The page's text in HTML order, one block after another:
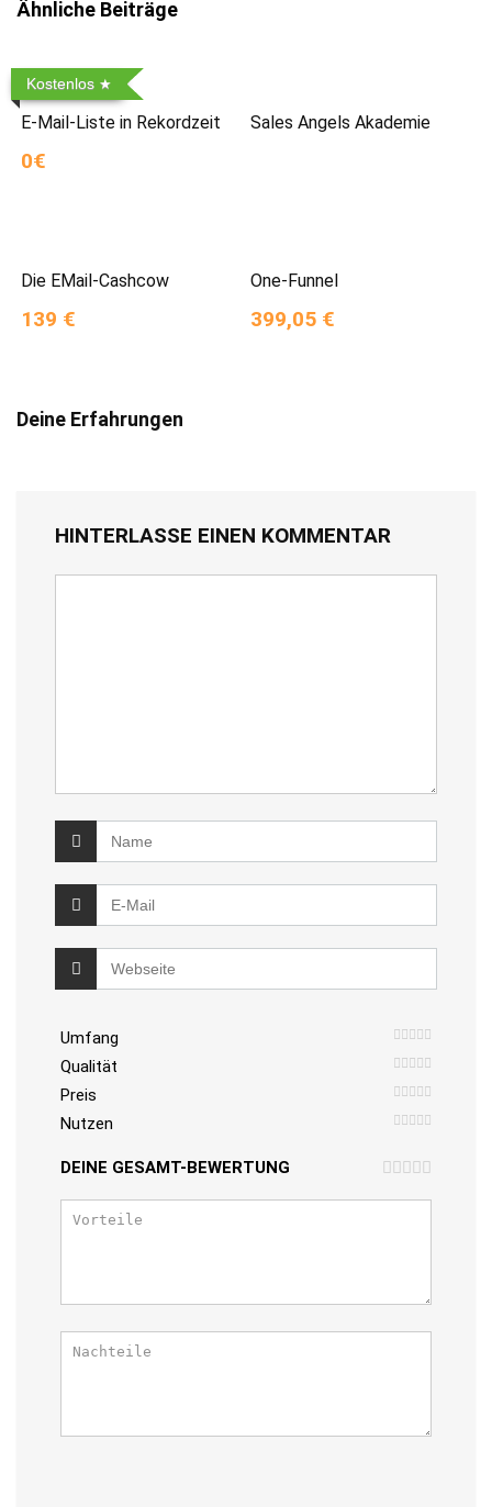
Ähnliche Beiträge
Kostenlos
E-Mail-Liste in Rekordzeit
0€
Sales Angels Akademie
Die EMail-Cashcow
139 €
One-Funnel
399,05 €
Deine Erfahrungen
HINTERLASSE EINEN KOMMENTAR
Umfang
Qualität
Preis
Nutzen
DEINE GESAMT-BEWERTUNG